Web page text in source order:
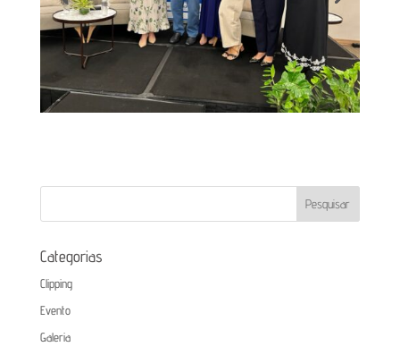
Categorias
Clipping
Evento
Galeria